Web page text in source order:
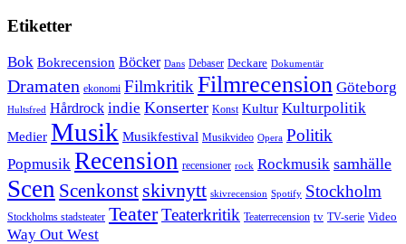
Etiketter
Bok Bokrecension Böcker Dans Debaser Deckare Dokumentär
Dramaten ekonomi Filmkritik Filmrecension Göteborg
Hultsfred Hårdrock indie Konserter Konst Kultur Kulturpolitik
Medier Musik Musikfestival Musikvideo Opera Politik
Popmusik Recension recensioner rock Rockmusik samhälle
Scen Scenkonst skivnytt skivrecension Spotify Stockholm
Stockholms stadsteater TeaterTeaterkritik Teaterrecension tv TV-serie Video
Way Out West